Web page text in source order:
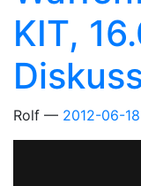
KIT,
Rolf 2012-06-